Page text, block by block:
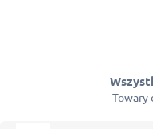
Towary